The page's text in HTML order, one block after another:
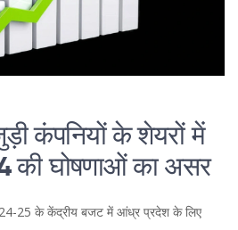
कंपनियों के शेयरों में
की घोषणाओं का असर
25 के केंद्रीय बजट में आंध्र प्रदेश के लिए